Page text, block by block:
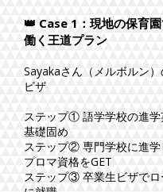
👑 Case 1：現地の保育
働く王道プラン
Sayakaさん（メルボルン
ビザ
ステップ① 語学学校の進
基礎固め
ステップ② 専門学校に進学
プロマ資格をGET
ステップ③ 卒業生ビザでロ